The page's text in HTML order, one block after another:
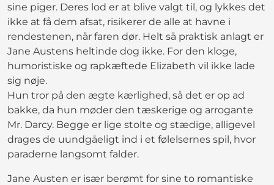
sine piger. Deres lod er at blive valgt til, og lykkes det
ikke at få dem afsat, risikerer de alle at havne i
rendestenen, når faren dør. Helt så praktisk anlagt er
Jane Austens heltinde dog ikke. For den kloge,
humoristiske og rapkæftede Elizabeth vil ikke lade
sig nøje.
Hun tror på den ægte kærlighed, så det er op ad
bakke, da hun møder den tæskerige og arrogante
Mr. Darcy. Begge er lige stolte og stædige, alligevel
drages de uundgåeligt ind i et følelsernes spil, hvor
paraderne langsomt falder.
Jane Austen er især berømt for sine to romantiske